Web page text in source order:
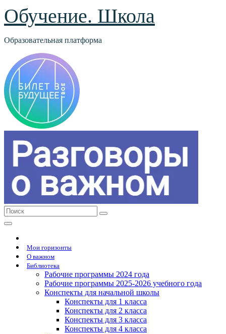
Обучение. Школа
Образовательная платформа
Мои горизонты
О важном
Библиотека
Рабочие программы 2024 года
Рабочие программы 2025-2026 учебного года
Конспекты для начальной школы
Конспекты для 1 класса
Конспекты для 2 класса
Конспекты для 3 класса
Конспекты для 4 класса